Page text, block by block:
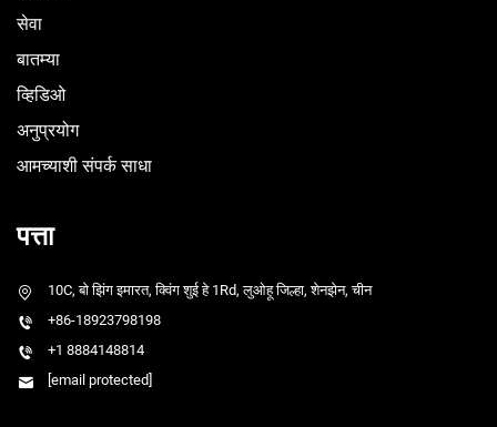
सेवा
बातम्या
व्हिडिओ
अनुप्रयोग
आमच्याशी संपर्क साधा
पत्ता
10C, बो झिंग इमारत, क्विंग शुई हे 1Rd, लुओहू जिल्हा, शेनझेन, चीन
+86-18923798198
+1 8884148814
[email protected]